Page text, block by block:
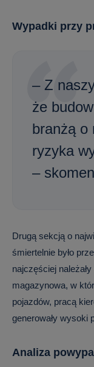
Wypadki przy
– Z
że
branżą o
ryzyka
–
Drugą sekcją o
śmiertelnie było
najczęściej
magazynowa, w
pojazdów, pracą
generowały wysoki
Analiza